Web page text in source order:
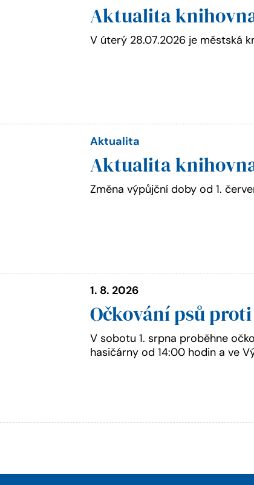
Aktualita
V úterý 28.07.2026 je městská
Aktualita
Aktualita
Změna výpůjční doby od 1.
1. 8. 2026
Očkování psů
V sobotu 1. srpna proběhne
hasičárny od 14:00 hodin a ve